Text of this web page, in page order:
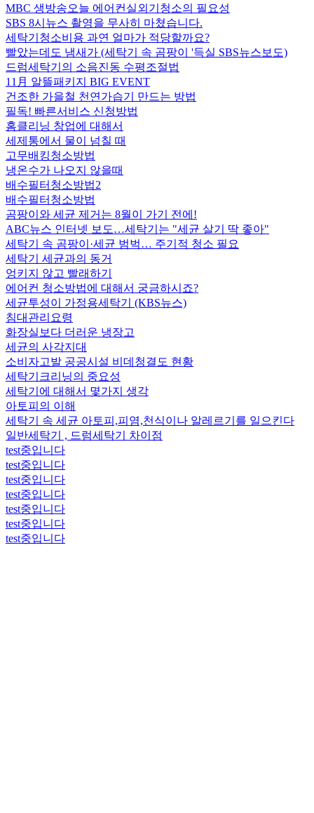
MBC 생방송오늘 에어컨실외기청소의 필요성
SBS 8시뉴스 촬영을 무사히 마쳤습니다.
세탁기청소비용 과연 얼마가 적당할까요?
빨았는데도 냄새가 (세탁기 속 곰팡이 '득실 SBS뉴스보도)
드럼세탁기의 소음진동 수평조절법
11月 알뜰패키지 BIG EVENT
건조한 가을철 천연가습기 만드는 방법
필독! 빠른서비스 신청방법
홈클리닝 창업에 대해서
세제통에서 물이 넘칠 때
고무배킹청소방법
냉온수가 나오지 않을때
배수필터청소방법2
배수필터청소방법
곰팡이와 세균 제거는 8월이 가기 전에!
ABC뉴스 인터넷 보도…세탁기는 "세균 살기 딱 좋아"
세탁기 속 곰팡이·세균 범벅… 주기적 청소 필요
세탁기 세균과의 동거
엉키지 않고 빨래하기
에어컨 청소방법에 대해서 궁금하시죠?
세균투성이 가정용세탁기 (KBS뉴스)
침대관리요령
화장실보다 더러운 냉장고
세균의 사각지대
소비자고발 공공시설 비데청결도 현황
세탁기크리닝의 중요성
세탁기에 대해서 몇가지 생각
아토피의 이해
세탁기 속 세균 아토피,피염,천식이나 알레르기를 일으킨다
일반세탁기 , 드럼세탁기 차이점
test중입니다
test중입니다
test중입니다
test중입니다
test중입니다
test중입니다
test중입니다